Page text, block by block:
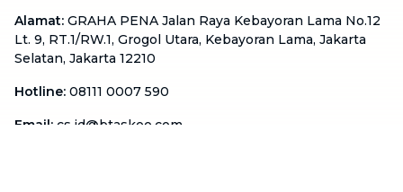
Alamat: GRAHA PENA Jalan Raya Kebayoran Lama No.12
Lt. 9, RT.1/RW.1, Grogol Utara, Kebayoran Lama, Jakarta
Selatan, Jakarta 12210
Hotline: 08111 0007 590
Email: cs.id@btaskee.com